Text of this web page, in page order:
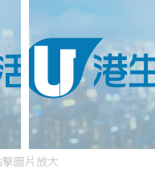
擊圖片放大